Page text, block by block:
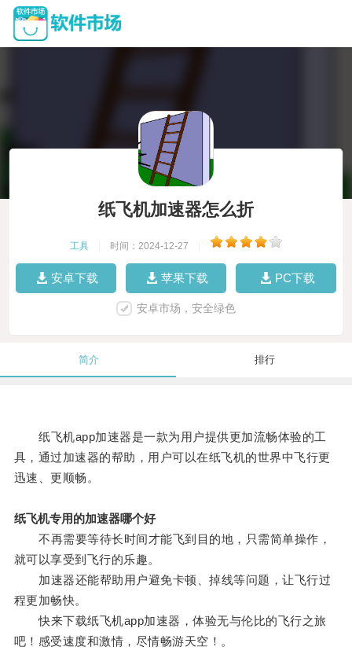
纸飞机加速器怎么折
工具 时间：2024-12-27
安卓下载 苹果下载 PC下载
安卓市场，安全绿色
简介 排行
纸飞机app加速器是一款为用户提供更加流畅体验的工
具，通过加速器的帮助，用户可以在纸飞机的世界中飞行更
迅速、更顺畅。
纸飞机专用的加速器哪个好
不再需要等待长时间才能飞到目的地，只需简单操作，
就可以享受到飞行的乐趣。
加速器还能帮助用户避免卡顿、掉线等问题，让飞行过
程更加畅快。
快来下载纸飞机app加速器，体验无与伦比的飞行之旅
吧！感受速度和激情，尽情畅游天空！。